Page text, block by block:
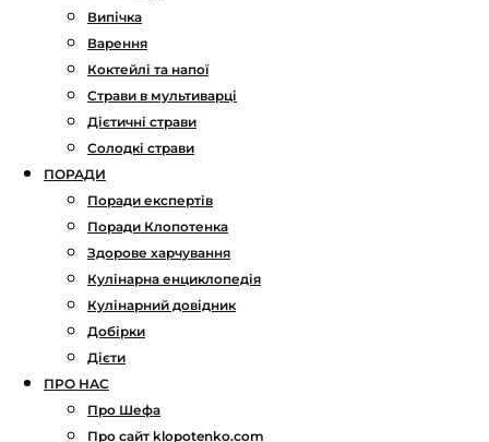
Випічка
Варення
Коктейлі та напої
Страви в мультиварці
Дієтичні страви
Солодкі страви
ПОРАДИ
Поради експертів
Поради Клопотенка
Здорове харчування
Кулінарна енциклопедія
Кулінарний довідник
Добірки
Дієти
ПРО НАС
Про Шефа
Про сайт klopotenko.com